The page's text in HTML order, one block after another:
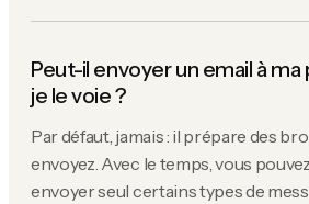
Peut-il envoyer un email à ma
je le voie ?
Par défaut, jamais : il prépare des
envoyez. Avec le temps, vous
envoyer seul certains types de